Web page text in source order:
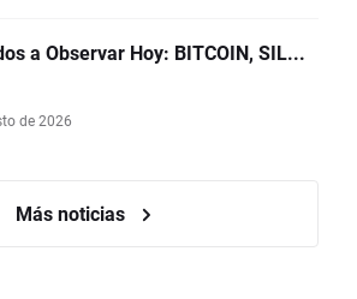
a Observar Hoy: BITCOIN, SIL...
de 2026
Más noticias